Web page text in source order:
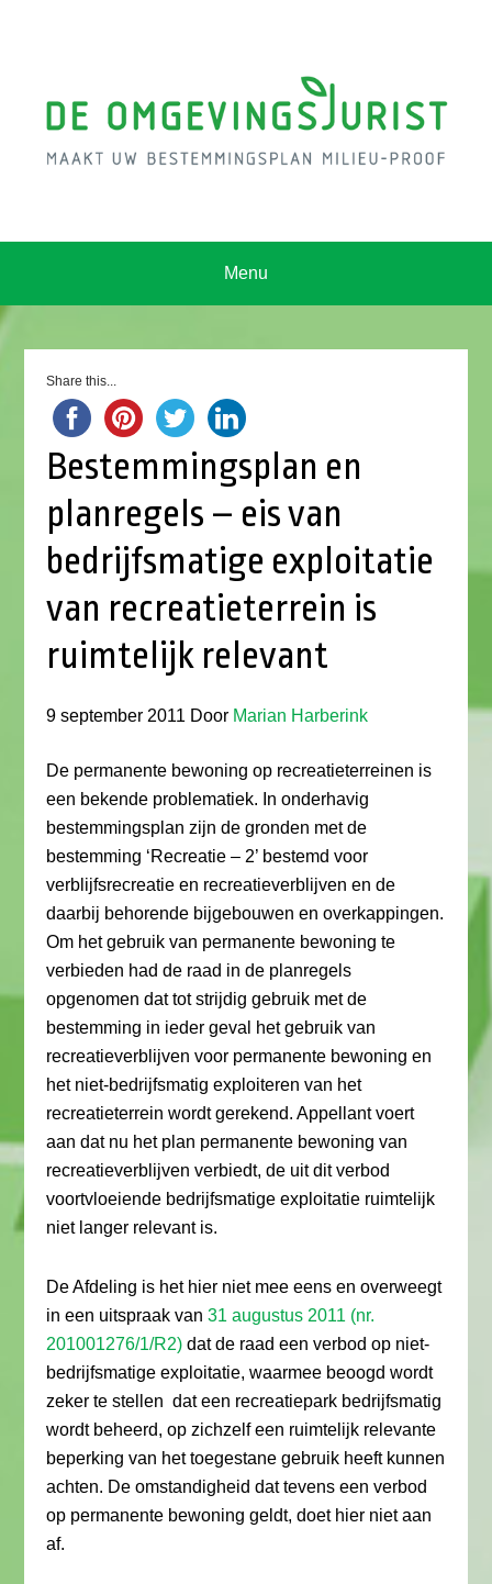
Menu
Share this...
Bestemmingsplan en
planregels – eis van
bedrijfsmatige exploitatie
van recreatieterrein is
ruimtelijk relevant
9 september 2011 Door Marian Harberink
De permanente bewoning op recreatieterreinen is
een bekende problematiek. In onderhavig
bestemmingsplan zijn de gronden met de
bestemming ‘Recreatie – 2’ bestemd voor
verblijfsrecreatie en recreatieverblijven en de
daarbij behorende bijgebouwen en overkappingen.
Om het gebruik van permanente bewoning te
verbieden had de raad in de planregels
opgenomen dat tot strijdig gebruik met de
bestemming in ieder geval het gebruik van
recreatieverblijven voor permanente bewoning en
het niet-bedrijfsmatig exploiteren van het
recreatieterrein wordt gerekend. Appellant voert
aan dat nu het plan permanente bewoning van
recreatieverblijven verbiedt, de uit dit verbod
voortvloeiende bedrijfsmatige exploitatie ruimtelijk
niet langer relevant is.
De Afdeling is het hier niet mee eens en overweegt
in een uitspraak van31 augustus 2011 (nr.
201001276/1/R2) dat de raad een verbod op niet-
bedrijfsmatige exploitatie, waarmee beoogd wordt
zeker te stellen dat een recreatiepark bedrijfsmatig
wordt beheerd, op zichzelf een ruimtelijk relevante
beperking van het toegestane gebruik heeft kunnen
achten. De omstandigheid dat tevens een verbod
op permanente bewoning geldt, doet hier niet aan
af.